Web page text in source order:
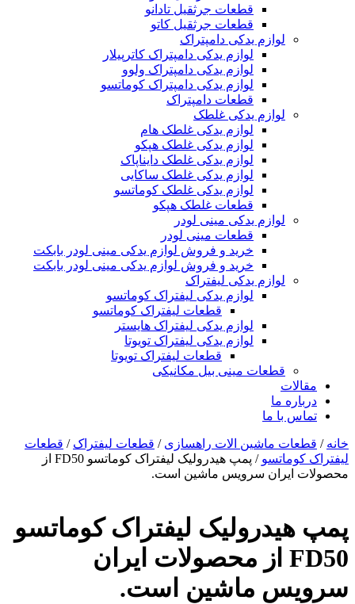
قطعات جرثقیل تادانو
قطعات جرثقیل کاتو
لوازم یدکی دامپتراک
لوازم یدکی دامپتراک کاترپیلار
لوازم یدکی دامپتراک ولوو
لوازم یدکی دامپتراک کوماتسو
قطعات دامپتراک
لوازم یدکی غلطک
لوازم یدکی غلطک هام
لوازم یدکی غلطک هپکو
لوازم یدکی غلطک دایناپاک
لوازم یدکی غلطک ساکایی
لوازم یدکی غلطک کوماتسو
قطعات غلطک هپکو
لوازم یدکی مینی لودر
قطعات مینی لودر
خرید و فروش لوازم یدکی مینی لودر بابکت
خرید و فروش لوازم یدکی مینی لودر بابکت
لوازم یدکی لیفتراک
لوازم یدکی لیفتراک کوماتسو
قطعات لیفتراک کوماتسو
لوازم یدکی لیفتراک هایستر
لوازم یدکی لیفتراک تویوتا
قطعات لیفتراک تویوتا
قطعات مینی بیل مکانیکی
ما
با ما
ماشین الات راهسازی/ قطعات لیفتراک/قطعات
/ پمپ هیدرولیک لیفتراک کوماتسو FD50 از
سرویس ماشین است.
لیفتراک کوماتسو
FD50 از محصولات ایران
ماشین است.